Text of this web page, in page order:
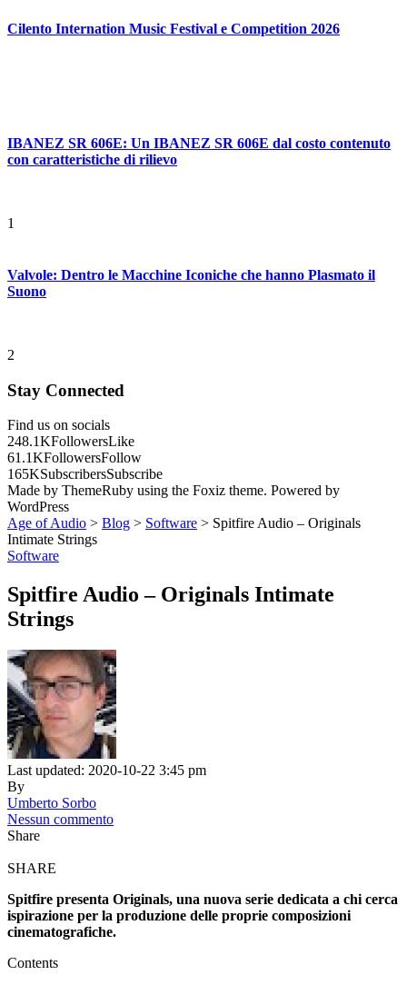
Cilento Internation Music Festival e Competition 2026
IBANEZ SR 606E: Un IBANEZ SR 606E dal costo contenuto
con caratteristiche di rilievo
1
Valvole: Dentro le Macchine Iconiche che hanno Plasmato il
Suono
2
Stay Connected
Find us on socials
248.1KFollowersLike
61.1KFollowersFollow
165KSubscribersSubscribe
Made by ThemeRuby using the Foxiz theme. Powered by
WordPress
Age of Audio > Blog > Software > Spitfire Audio – Originals
Intimate Strings
Software
Spitfire Audio – Originals Intimate
Strings
Last updated: 2020-10-22 3:45 pm
By
Umberto Sorbo
Nessun commento
Share
SHARE
Spitfire presenta Originals, una nuova serie dedicata a chi cerca
ispirazione per la produzione delle proprie composizioni
cinematografiche.
Contents